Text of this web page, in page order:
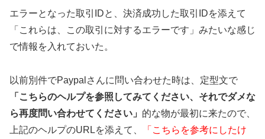
エラーとなった取引IDと、決済成功した取引IDを添えて
「これらは、この取引に対するエラーです」みたいな感じ
で情報を入れておいた。
以前別件でPaypalさんに問い合わせた時は、定型文で
「こちらのヘルプを参照してみてください、それでダメな
ら再度問い合わせてください」 的な物が最初に来たので、
上記のヘルプのURLを添えて、
「こちらを参考にしたけ